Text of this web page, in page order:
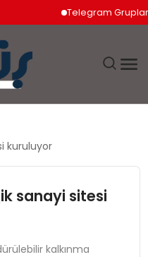
Telegram Grupları
kuruluyor
sanayi sitesi
kalkınma